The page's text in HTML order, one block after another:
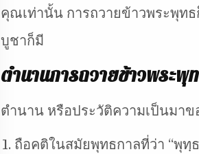
คุณเท่านั้น การถวายข้าวพระพุท
บูชาก็มี
ตำนานการถวายข้าวพระพุ
ตำนาน หรือประวัติความเป็นมา
ถือคติในสมัยพุทธกาลที่ว่า “พุทฺ